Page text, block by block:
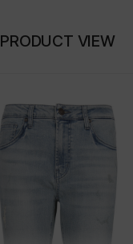
PRODUCT VIEW